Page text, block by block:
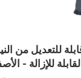
للتعديل من
للإزالة -